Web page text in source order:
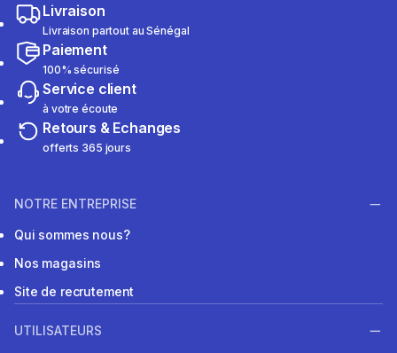
Livraison
Livraison partout au Sénégal
Paiement
100% sécurisé
Service client
à votre écoute
Retours & Echanges
offerts 365 jours
NOTRE ENTREPRISE
Qui sommes nous?
Nos magasins
Site de recrutement
UTILISATEURS